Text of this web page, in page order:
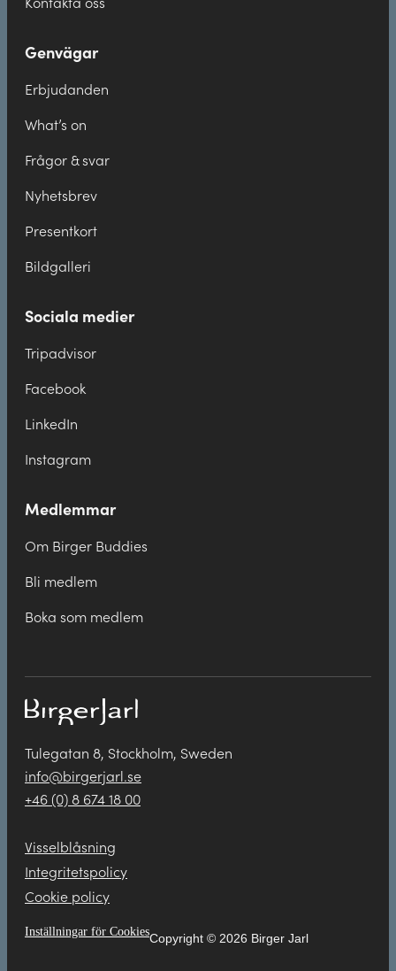
Genvägar
Erbjudanden
What’s on
Frågor & svar
Nyhetsbrev
Presentkort
Bildgalleri
Sociala medier
Tripadvisor
Facebook
LinkedIn
Instagram
Medlemmar
Om Birger Buddies
Bli medlem
Boka som medlem
Tulegatan 8, Stockholm, Sweden
info@birgerjarl.se
+46 (0) 8 674 18 00
Visselblåsning
Integritetspolicy
Cookie policy
Inställningar för CookiesCopyright © 2026 Birger Jarl